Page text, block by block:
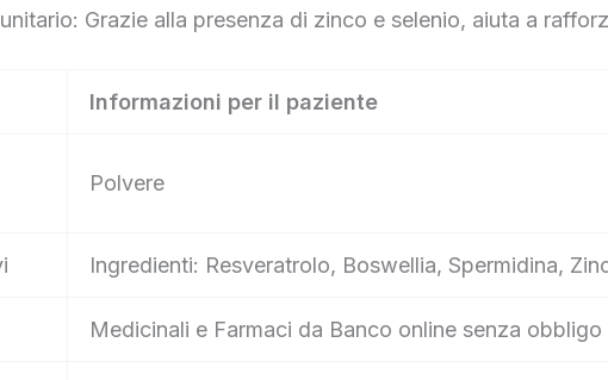
Grazie alla presenza di zinco e selenio, aiuta a
Informazioni per il paziente
Polvere
Ingredienti: Resveratrolo, Boswellia, Spermidina,
Medicinali e Farmaci da Banco online senza